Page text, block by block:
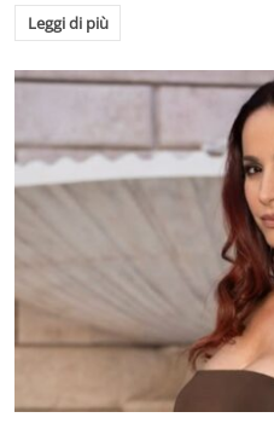
Leggi di più